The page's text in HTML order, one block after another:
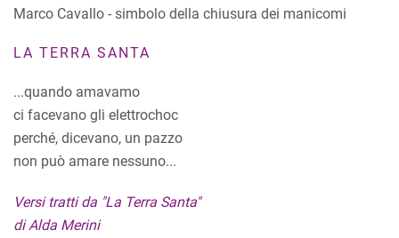
Marco Cavallo - simbolo della chiusura dei manicomi
LA TERRA SANTA
...quando amavamo
ci facevano gli elettrochoc
perché, dicevano, un pazzo
non può amare nessuno...
Versi tratti da "La Terra Santa"
di Alda Merini